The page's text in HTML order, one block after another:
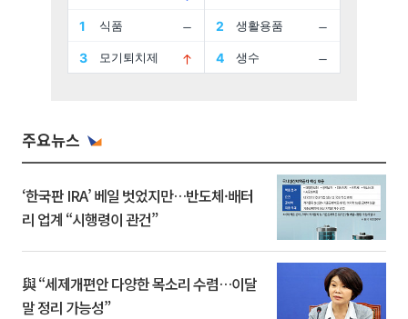
주요뉴스
‘한국판 IRA’ 베일 벗었지만…반도체·배터
리 업계 “시행령이 관건”
與 “세제개편안 다양한 목소리 수렴…이달
말 정리 가능성”